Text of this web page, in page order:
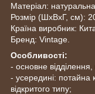
Матеріал:
Розмір (ШхВхГ, см):
Країна виробник:
Бренд: Vintage.
Особливості:
- основне
- усередині: потайна
відкритого типу;